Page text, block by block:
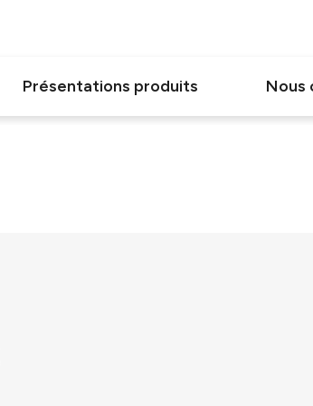
Présentations produits Nous